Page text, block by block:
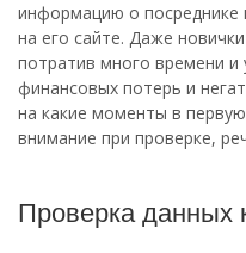
информацию о посреднике
на его сайте. Даже
потратив много времени и
финансовых потерь и
на какие моменты в
внимание при проверке,
Проверка данных